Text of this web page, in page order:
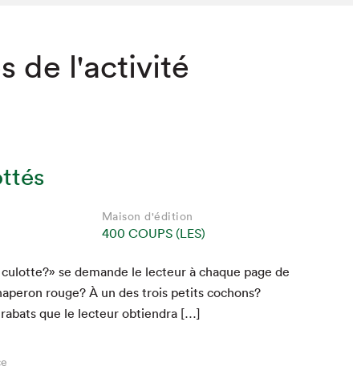
de l'activité
Maison d'édition
400 COUPS (LES)
se demande le lecteur à chaque page de
rouge? À un des trois petits cochons?
rabats que le lecteur obtiendra […]